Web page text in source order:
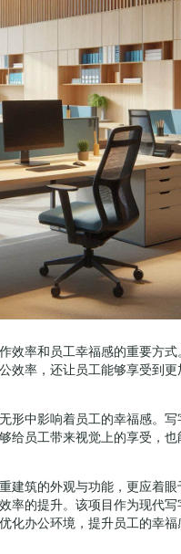
效率和员工幸福感的重要方
效率，还让员工能够享受到
形中影响着员工的幸福感。
给员工带来视觉上的享受，
建筑的外观与功能，更应着
率的提升。该项目作为现代
化办公环境，提升员工的幸福